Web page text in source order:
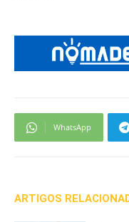
WhatsApp
ARTIGOS